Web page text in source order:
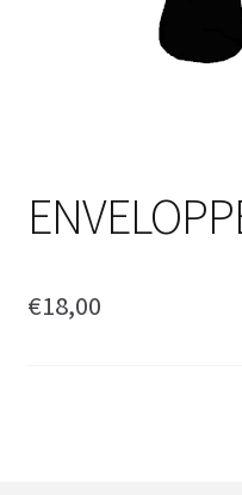
€18,00